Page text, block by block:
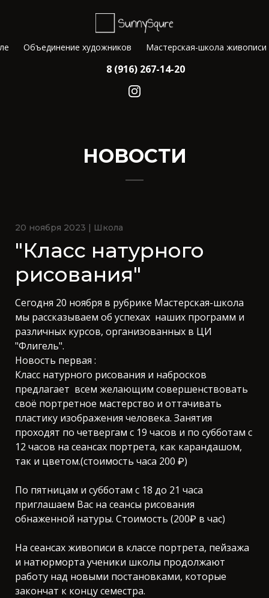
Объединение художников Мастерская-школа живописи
8 (916) 267-14-20
НОВОСТИ
20 ноября 2023 | Школа
"Класс натурного
рисования"
Сегодня 20 ноября в рубрике Мастерская-школа
мы рассказываем об успехах наших программ и
различных курсов, организованных в ЦИ
"Флигель".
Новость первая :
Класс натурного рисования и набросков
предлагает всем желающим совершенствовать
своё портретное мастерство и оттачивать
пластику изображения человека. Занятия
проходят по четвергам с 19 часов и по субботам с
12 часов на сеансах портрета, как карандашом,
так и цветом.(стоимость часа 200 ₽)
По пятницам и субботам с 18 до 21 часа
приглашаем Вас на сеансы рисования
обнаженной натуры. Стоимость (200₽ в час)
На сеансах живописи в классе портрета, пейзажа
и натюрморта ученики школы продолжают
работу над новыми постановками, которые
закончат к концу семестра.